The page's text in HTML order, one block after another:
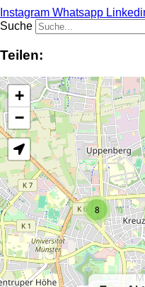
Instagram Whatsapp
Suche
Teilen:
8
+
−